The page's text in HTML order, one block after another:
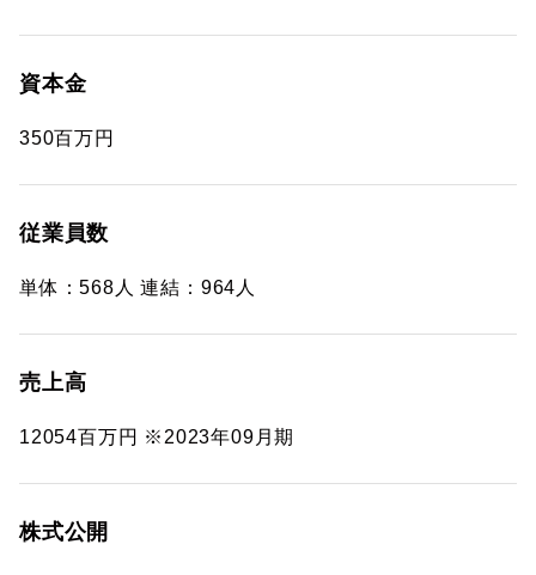
資本金
350百万円
従業員数
単体：568人 連結：964人
売上高
12054百万円 ※2023年09月期
株式公開